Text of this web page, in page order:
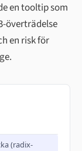
en tooltip som
överträdelse
en risk för
(radix-